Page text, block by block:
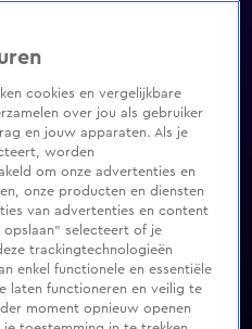
cookies en vergelijkbare
over jou als gebruiker
en jouw apparaten. Als je
worden
om onze advertenties en
onze producten en diensten
van advertenties en content
opslaan” selecteert of je
trackingtechnologieën
enkel functionele en essentiële
laten functioneren en veilig te
moment opnieuw openen